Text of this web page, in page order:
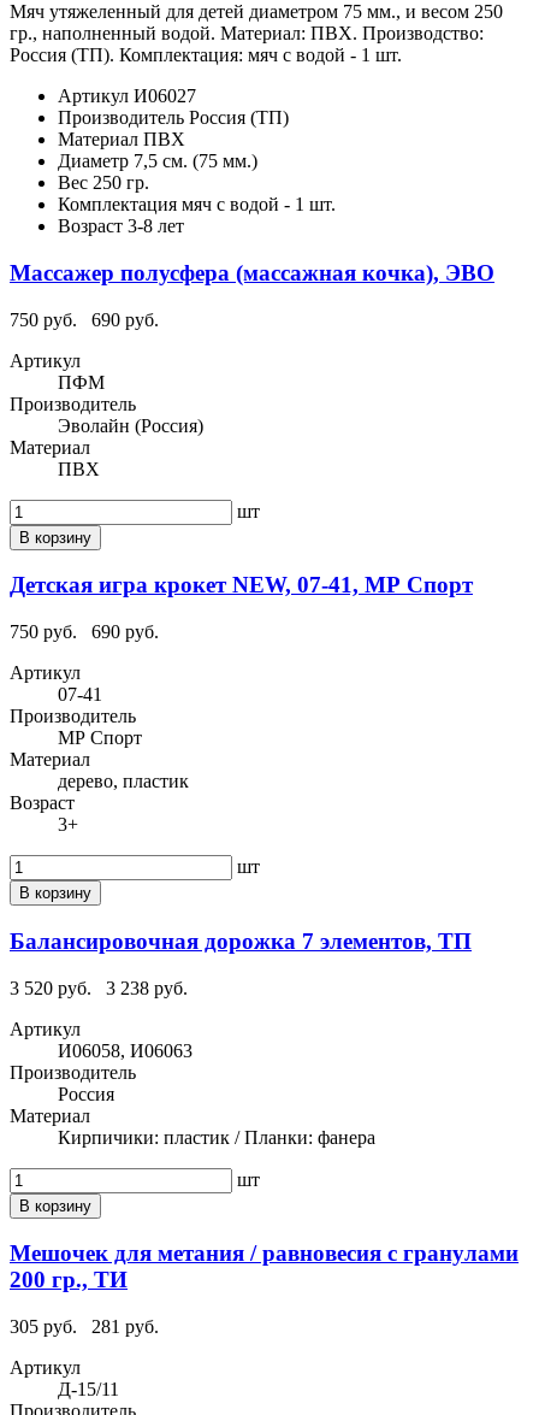
Мяч утяжеленный для детей диаметром 75 мм., и весом 250
гр., наполненный водой. Материал: ПВХ. Производство:
Россия (ТП). Комплектация: мяч с водой - 1 шт.
Артикул И06027
Производитель Россия (ТП)
Материал ПВХ
Диаметр 7,5 см. (75 мм.)
Вес 250 гр.
Комплектация мяч с водой - 1 шт.
Возраст 3-8 лет
Массажер полусфера (массажная кочка), ЭВО
750 руб.
690 руб.
Артикул
ПФМ
Производитель
Эволайн (Россия)
Материал
ПВХ
шт
В корзину
Детская игра крокет NEW, 07-41, МР Спорт
750 руб.
690 руб.
Артикул
07-41
Производитель
МР Спорт
Материал
дерево, пластик
Возраст
3+
шт
В корзину
Балансировочная дорожка 7 элементов, ТП
3 520 руб.
3 238 руб.
Артикул
И06058, И06063
Производитель
Россия
Материал
Кирпичики: пластик / Планки: фанера
шт
В корзину
Мешочек для метания / равновесия с гранулами
200 гр., ТИ
305 руб.
281 руб.
Артикул
Д-15/11
Производитель